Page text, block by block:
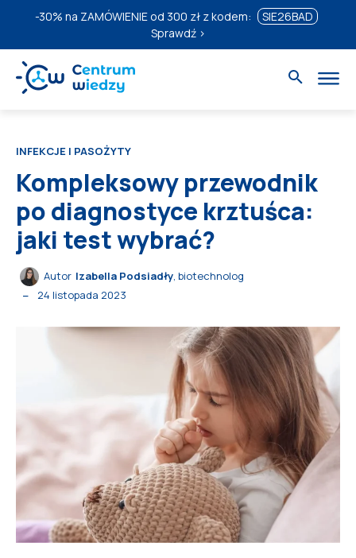
-30% na ZAMÓWIENIE od 300 zł z kodem:
SIE26BAD
Sprawdź ›
INFEKCJE I PASOŻYTY
Kompleksowy przewodnik
po diagnostyce krztuśca:
jaki test wybrać?
Autor Izabella Podsiadły, biotechnolog
24 listopada 2023